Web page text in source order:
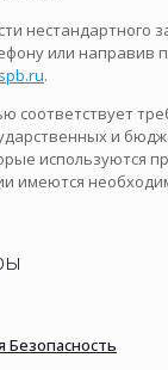
нестандартного
или направив
.
соответствует
и
используются
имеются
Безопасность